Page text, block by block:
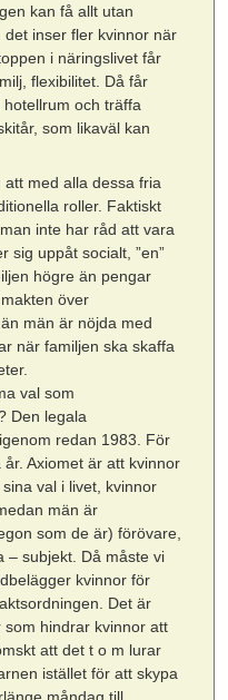
kan få allt utan
det inser fler kvinnor när
i näringslivet får
flexibilitet. Då får
och träffa
som likaväl kan
med alla dessa fria
roller. Faktiskt
inte har råd att vara
sig uppåt socialt, ”en”
högre än pengar
över
män är nöjda med
när familjen ska skaffa
val som
Den legala
redan 1983. För
Axiomet är att kvinnor
val i livet, kvinnor
män är
som de är) förövare,
– subjekt. Då måste vi
kvinnor för
Det är
hindrar kvinnor att
att det t o m lurar
istället för att skypa
måndag till